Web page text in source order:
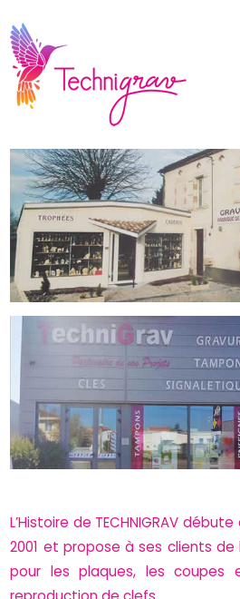
L’Histoire de TECHNIGRAV
2001 et propose à ses clients
pour les plaques, les